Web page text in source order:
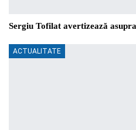
Sergiu Tofilat avertizează
ACTUALITATE